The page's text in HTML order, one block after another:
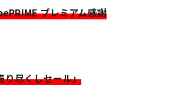
プレミアム感謝
尽くしセール」